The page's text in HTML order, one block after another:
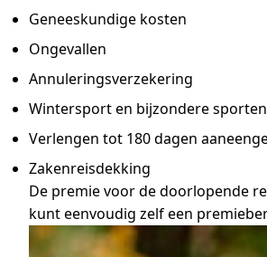
Geneeskundige kosten
Ongevallen
Annuleringsverzekering
Wintersport en bijzondere sporten
Verlengen tot 180 dagen
Zakenreisdekking
De premie voor de doorlopende
kunt eenvoudig zelf een